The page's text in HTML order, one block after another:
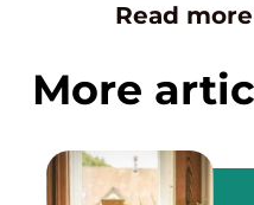
Read
More